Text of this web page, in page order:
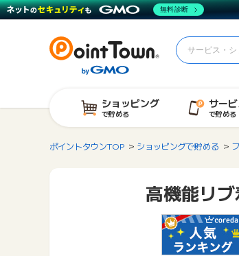
ショッピング
で貯める
サー
で貯める
ポイントタウンTOP ショッピングで貯める
高機能リ
無料診断